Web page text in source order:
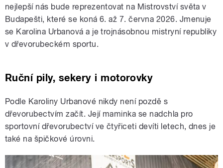
nejlepší nás bude reprezentovat na Mistrovství světa v
Budapešti, které se koná 6. až 7. června 2026. Jmenuje
se Karolina Urbanová a je trojnásobnou mistryní republiky
v dřevorubeckém sportu.
Ruční pily, sekery i motorovky
Podle Karoliny Urbanové nikdy není pozdě s
dřevorubectvím začít. Její maminka se nadchla pro
sportovní dřevorubectví ve čtyřiceti devíti letech, dnes je
také na špičkové úrovni.